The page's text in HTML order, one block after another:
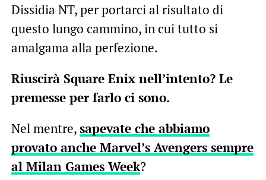
Dissidia NT, per portarci al risultato di
questo lungo cammino, in cui tutto si
amalgama alla perfezione.
Riuscirà Square Enix nell’intento? Le
premesse per farlo ci sono.
Nel mentre,sapevate che abbiamo
provato anche Marvel’s Avengers sempre
al Milan Games Week?